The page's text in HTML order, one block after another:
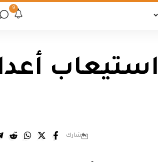
9
شارك